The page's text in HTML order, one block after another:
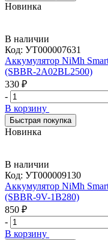
Новинка
В наличии
Код: УТ000007631
Аккумулятор NiMh
(SBBR-2A02BL2500)
330 ₽
-
В корзину
Быстрая покупка
Новинка
В наличии
Код: УТ000009130
Аккумулятор NiMh
(SBBR-9V-1B280)
850 ₽
-
В корзину